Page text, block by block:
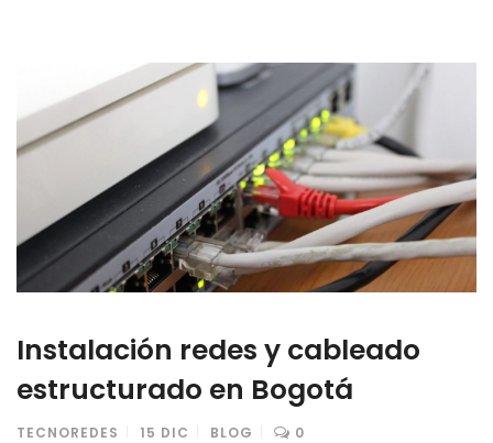
Instalación redes y cableado
estructurado en Bogotá
TECNOREDES 15 DIC BLOG 0